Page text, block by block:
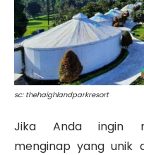
sc: thehaighlandparkresort
Jika Anda ingin
menginap yang unik